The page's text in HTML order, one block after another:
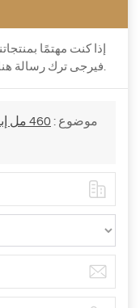
إذا كنت مهتمًا
فيرجى ترك رسالة هنا ، فسوف نرد عليك في أقرب وقت ممكن.
موضوع :
460